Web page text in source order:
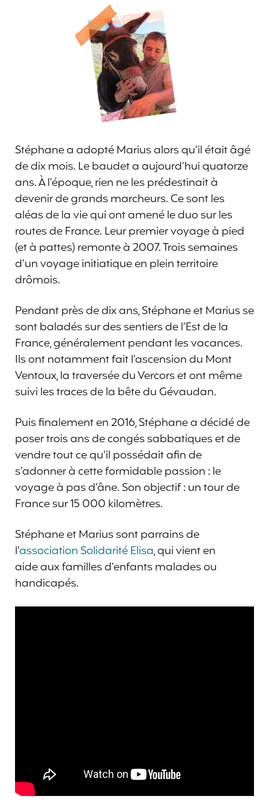
Stéphane a adopté Marius alors qu’il était âgé
de dix mois. Le baudet a aujourd’hui quatorze
ans. À l’époque, rien ne les prédestinait à
devenir de grands marcheurs. Ce sont les
aléas de la vie qui ont amené le duo sur les
routes de France. Leur premier voyage à pied
(et à pattes) remonte à 2007. Trois semaines
d’un voyage initiatique en plein territoire
drômois.
Pendant près de dix ans, Stéphane et Marius se
sont baladés sur des sentiers de l’Est de la
France, généralement pendant les vacances.
Ils ont notamment fait l’ascension du Mont
Ventoux, la traversée du Vercors et ont même
suivi les traces de la bête du Gévaudan.
Puis finalement en 2016, Stéphane a décidé de
poser trois ans de congés sabbatiques et de
vendre tout ce qu’il possédait afin de
s’adonner à cette formidable passion : le
voyage à pas d’âne. Son objectif : un tour de
France sur 15 000 kilomètres.
Stéphane et Marius sont parrains de
l’association Solidarité Elisa, qui vient en
aide aux familles d’enfants malades ou
handicapés.